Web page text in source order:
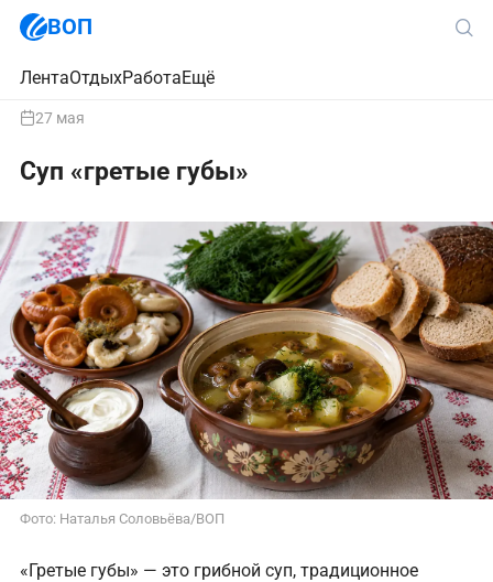
ВОП
ЛентаОтдыхРаботаЕщё
27 мая
Суп «гретые губы»
Фото: Наталья Соловьёва/ВОП
«Гретые губы» — это грибной суп, традиционное